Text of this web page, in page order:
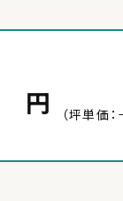
円 （坪単価